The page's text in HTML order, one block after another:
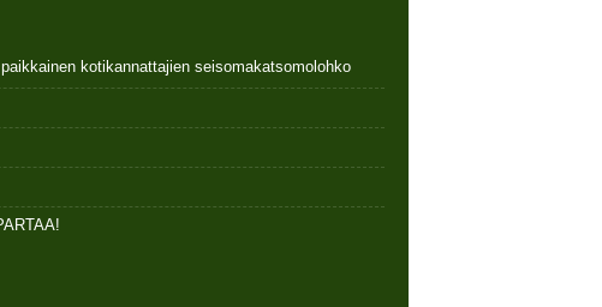
kotikannattajien seisomakatsomolohko